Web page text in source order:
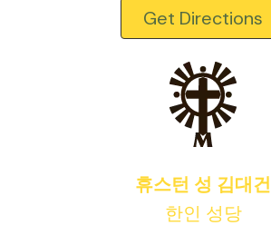
Get Directions
휴스턴 성 김대건
한인 성당